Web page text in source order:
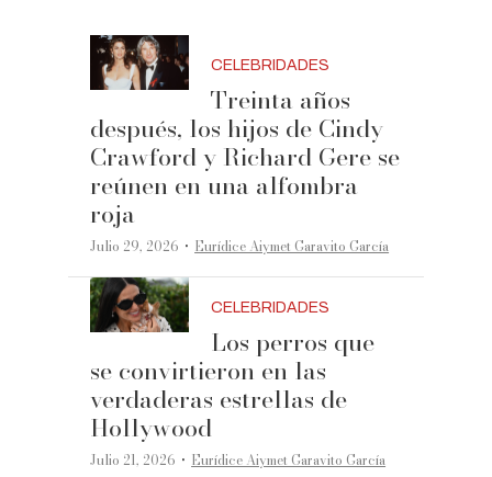
CELEBRIDADES
Treinta años
después, los hijos de Cindy
Crawford y Richard Gere se
reúnen en una alfombra
roja
Julio 29, 2026 ·Eurídice Aiymet Garavito García
CELEBRIDADES
Los perros que
se convirtieron en las
verdaderas estrellas de
Hollywood
Julio 21, 2026 ·Eurídice Aiymet Garavito García